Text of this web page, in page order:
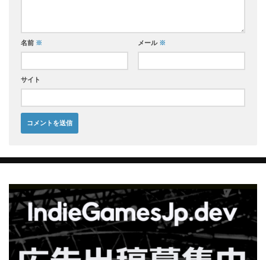
名前 ※ メール ※
サイト